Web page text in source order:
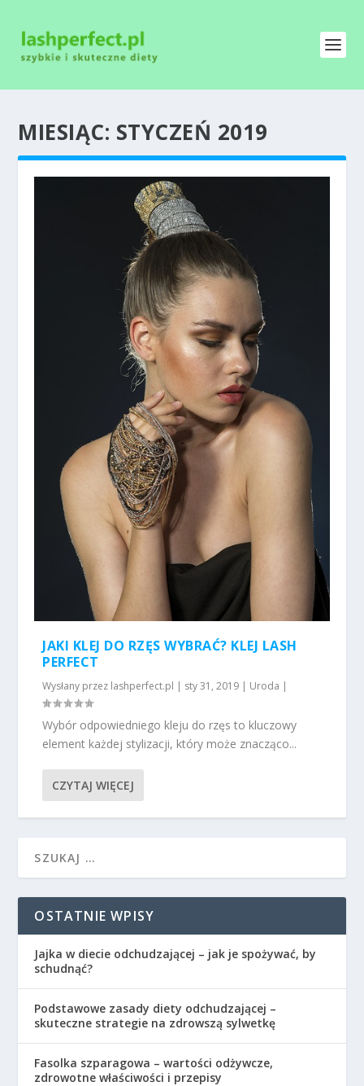
MIESIĄC: STYCZEŃ 2019
JAKI KLEJ DO RZĘS WYBRAĆ? KLEJ LASH
PERFECT
Wysłany przez lashperfect.pl | sty 31, 2019 | Uroda |
Wybór odpowiedniego kleju do rzęs to kluczowy
element każdej stylizacji, który może znacząco...
CZYTAJ WIĘCEJ
OSTATNIE WPISY
Jajka w diecie odchudzającej – jak je spożywać, by
schudnąć?
Podstawowe zasady diety odchudzającej –
skuteczne strategie na zdrowszą sylwetkę
Fasolka szparagowa – wartości odżywcze,
zdrowotne właściwości i przepisy